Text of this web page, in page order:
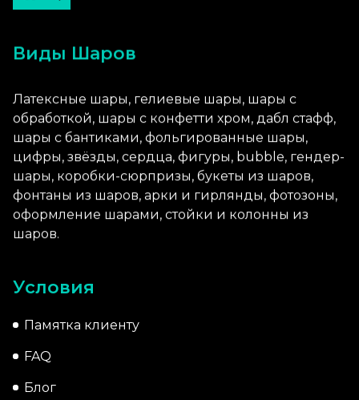
Виды Шаров
Латексные шары, гелиевые шары, шары с
обработкой, шары с конфетти хром, дабл стафф,
шары с бантиками, фольгированные шары,
цифры, звёзды, сердца, фигуры, bubble, гендер-
шары, коробки-сюрпризы, букеты из шаров,
фонтаны из шаров, арки и гирлянды, фотозоны,
оформление шарами, стойки и колонны из
шаров.
Условия
Памятка клиенту
FAQ
Блог